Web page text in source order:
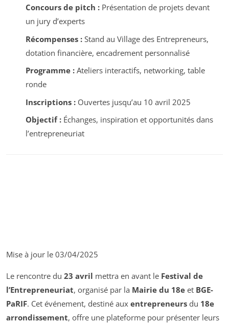
Concours de pitch :Présentation de projets devant
un jury d’experts
Récompenses :Stand au Village des Entrepreneurs,
dotation financière, encadrement personnalisé
Programme :Ateliers interactifs, networking, table
ronde
Inscriptions :Ouvertes jusqu’au 10 avril 2025
Objectif :Échanges, inspiration et opportunités dans
l’entrepreneuriat
Mise à jour le 03/04/2025
Le rencontre du 23 avril mettra en avant le Festival de
l’Entrepreneuriat, organisé par la Mairie du 18e et BGE-
PaRIF. Cet événement, destiné aux entrepreneurs du 18e
arrondissement, offre une plateforme pour présenter leurs